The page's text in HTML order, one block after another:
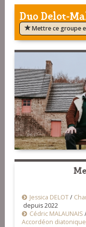
Duo Delot-
Mettre ce groupe
Jessica DELOT/
depuis 2022
Cédric MALAUNAIS
Accordéon diatonique